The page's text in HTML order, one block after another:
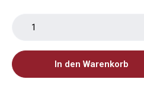
Produkt Anzahl: Gib den
In den Warenkorb